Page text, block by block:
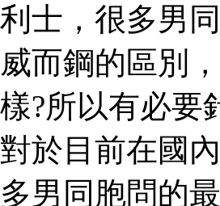
利士，很多男
威而鋼的區別
樣?所以有必要
對於目前在國
多男同胞問的